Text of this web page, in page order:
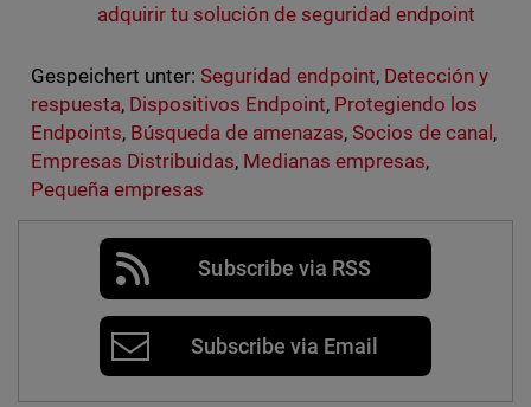
adquirir tu solución de seguridad endpoint
Gespeichert unter: Seguridad endpoint, Detección y
respuesta, Dispositivos Endpoint, Protegiendo los
Endpoints, Búsqueda de amenazas,Socios de canal ,
Empresas Distribuidas, Medianas empresas,
Pequeña empresas
Subscribe via RSS
Subscribe via Email